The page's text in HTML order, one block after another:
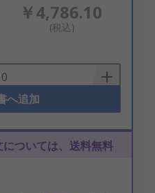
￥4,786.10
(税込)
へ追加
ついては、送料無料